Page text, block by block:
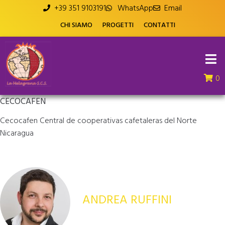
+39 351 9103191 WhatsApp Email
CHI SIAMO PROGETTI CONTATTI
0
CECOCAFEN
Cecocafen Central de cooperativas cafetaleras del Norte
Nicaragua
ANDREA RUFFINI